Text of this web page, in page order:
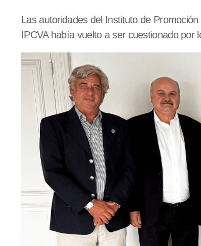
Las autoridades del Instituto de
IPCVA había vuelto a ser cuestionado por